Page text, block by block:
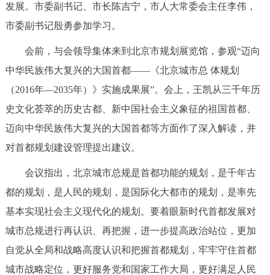
中介服务 阳光政务
12345网上接诉即办 我要咨询 我要建议
参与调查 在线访谈 图说互动
北京概况 十六区概览 人文北京
绿色北京 图说北京 视频北京
多语种
ENGLISH 한국어 日本語
发展。市委副书记、市长陈吉宁，市人大常委会主任李伟，
市委副书记殷勇参加学习。
会前，与会领导集体来到北京市规划展览馆，参观“迈向
中华民族伟大复兴的大国首都——《北京城市总 体规划
（2016年—2035年）》实施成果展”。会上，王凯从三千年历
史文化荟萃的历史古都、新中国社会主义象征的祖国首都、
迈向中华民族伟大复兴的大国首都等方面作了深入解读，并
对首都规划建设管理提出建议。
会议指出，北京城市总规是首都功能的规划，是千年古
都的规划，是人民的规划，是国际化大都市的规划，是率先
基本实现社会主义现代化的规划。要着眼新时代首都发展对
城市总规进行再认识、再把握，进一步提高政治站位，更加
自觉从全局和战略高度认识和把握首都规划，牢牢守住首都
城市战略定位，更好服务党和国家工作大局，更好满足人民